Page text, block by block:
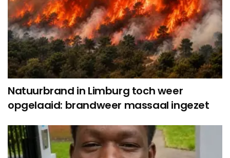
Natuurbrand in Limburg toch weer
opgelaaid: brandweer massaal ingezet